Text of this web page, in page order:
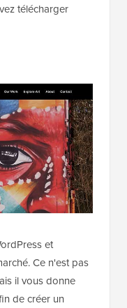
télécharger
et
Ce n'est pas
il vous donne
de créer un